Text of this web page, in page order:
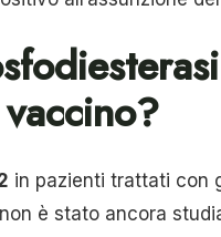
in pazienti trattati con
è stato ancora